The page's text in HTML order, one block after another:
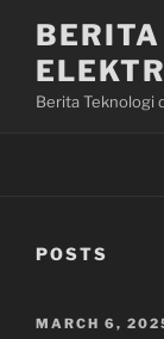
content
Berita Teknologi
POSTS
POSTED
MARCH 6,